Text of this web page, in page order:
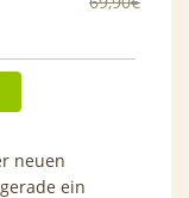
neuen
gerade ein